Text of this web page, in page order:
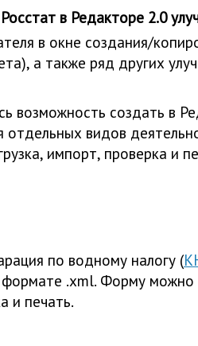
в Редакторе 2.0
в окне создания/
а также ряд других
возможность создать в
видов
импорт, проверка и
по водному налогу (
.xml. Форму можно
и печать.